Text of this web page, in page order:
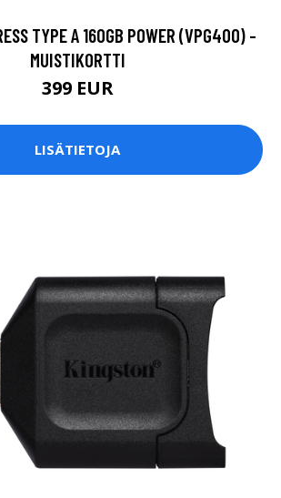
TYPE A 160GB POWER (VPG400) -
MUISTIKORTTI
399 EUR
LISÄTIETOJA